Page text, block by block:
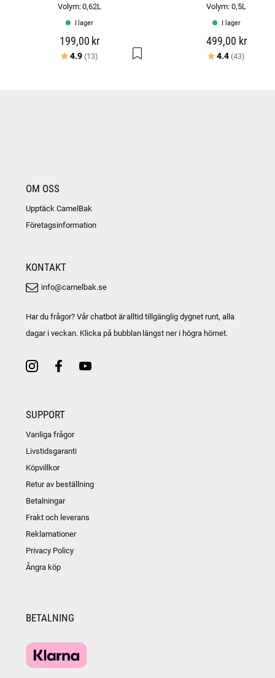
Volym: 0,62L
I lager
199,00 kr
Betyg:
4.9 (13) utav 5 stjärnor
Volym: 0,5L
I lager
499,00 kr
Betyg:
4.4 (43)
OM OSS
Upptäck CamelBak
Företagsinformation
KONTAKT
info@camelbak.se
Har du frågor? Vår chatbot är alltid tillgänglig dygnet runt, alla
dagar i veckan. Klicka på bubblan längst ner i högra hörnet.
SUPPORT
Vanliga frågor
Livstidsgaranti
Köpvillkor
Retur av beställning
Betalningar
Frakt och leverans
Reklamationer
Privacy Policy
Ångra köp
BETALNING